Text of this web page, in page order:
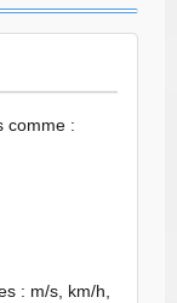
comme :
: m/s, km/h,